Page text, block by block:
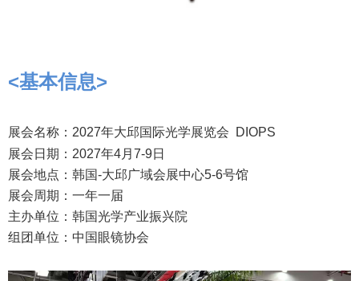
<基本信息>
展会名称：2027年大邱国际光学展览会 DIOPS
展会日期： 2027年4月 7-9日
展会地点： 韩国-大邱广域会展中心5-6号馆
展会周期：一年一届
主办单位：韩国光学产业振兴院
组团单位：中国眼镜协会